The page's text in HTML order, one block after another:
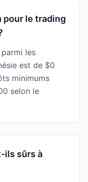
pour le trading
les
est de $0
minimums
selon le
ils sûrs à